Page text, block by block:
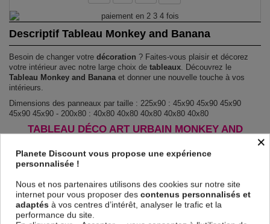
Descriptif Tableau Monkey and Banana
Besoin de changer votre décoration ? Faites-vous plaisir et décorez
votre intérieur avec notre large choix de tableaux. Découvrez le
Tableau Monkey and Bananaet donner une nouvelle touche à vos
intérieurs.
Dimensions des panneaux par taille : 225x90 : 45x90 45x90 45x90
45x90 45x90 - 200x80 : 40x80 40x80 40x80 40x80 40x80
TABLEAU DÉCO ART URBAIN MONKEY AND
Le Tableau Monkey and Bananaest imprimé sur un papier intissé
spécial et de haute qualité qui reflète parfaitement les couleurs avec
cotés et une toile tendue sur un châssis fait de matériaux respectueux
de l'environnement, vous pourrez suspendre le tableau immédiatement
sans avoir à l'encadrer.
×
Planete Discount vous propose une expérience
personnalisée !
Nous et nos partenaires utilisons des cookies sur notre site
internet pour vous proposer des contenus personnalisés et
adaptés à vos centres d’intérêt, analyser le trafic et la
performance du site.